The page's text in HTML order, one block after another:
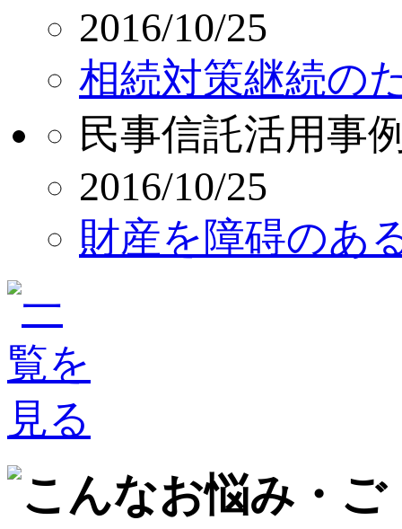
2016/10/25
相続対策継続の
民事信託活用事
2016/10/25
財産を障碍のあ